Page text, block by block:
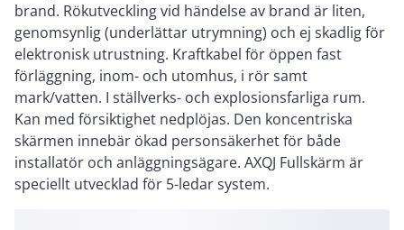
brand. Rökutveckling vid händelse av brand är liten,
genomsynlig (underlättar utrymning) och ej skadlig för
elektronisk utrustning. Kraftkabel för öppen fast
förläggning, inom- och utomhus, i rör samt
mark/vatten. I ställverks- och explosionsfarliga rum.
Kan med försiktighet nedplöjas. Den koncentriska
skärmen innebär ökad personsäkerhet för både
installatör och anläggningsägare. AXQJ Fullskärm är
speciellt utvecklad för 5-ledar system.